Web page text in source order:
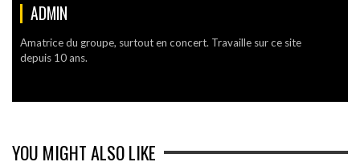
ADMIN
Amatrice du groupe, surtout en concert. Travaille sur ce site
depuis 10 ans.
YOU MIGHT ALSO LIKE